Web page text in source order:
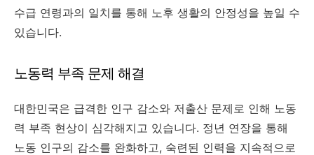
수급 연령과의 일치를 통해 노후 생활의 안정성을 높일 수
있습니다.
노동력 부족 문제 해결
대한민국은 급격한 인구 감소와 저출산 문제로 인해 노동
력 부족 현상이 심각해지고 있습니다. 정년 연장을 통해
노동 인구의 감소를 완화하고, 숙련된 인력을 지속적으로